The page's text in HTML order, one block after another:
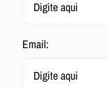
Email: